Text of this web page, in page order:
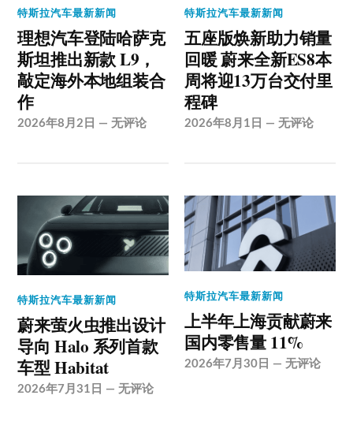
特斯拉汽车最新新闻
理想汽车登陆哈萨克
斯坦推出新款 L9，
敲定海外本地组装合
作
2026年8月2日 —无评论
特斯拉汽车最新新闻
五座版焕新助力销量
回暖 蔚来全新ES8本
周将迎13万台交付里
程碑
2026年8月1日 —无评论
特斯拉汽车最新新闻
蔚来萤火虫推出设计
导向 Halo 系列首款
车型 Habitat
2026年7月31日 —无评论
特斯拉汽车最新新闻
上半年上海贡献蔚来
国内零售量 11%
2026年7月30日 —无评论